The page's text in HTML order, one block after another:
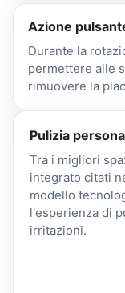
Azione
Durante la
permettere alle
rimuovere la
Pulizia
Tra i migliori
integrato citati
modello
l'esperienza di
irritazioni.